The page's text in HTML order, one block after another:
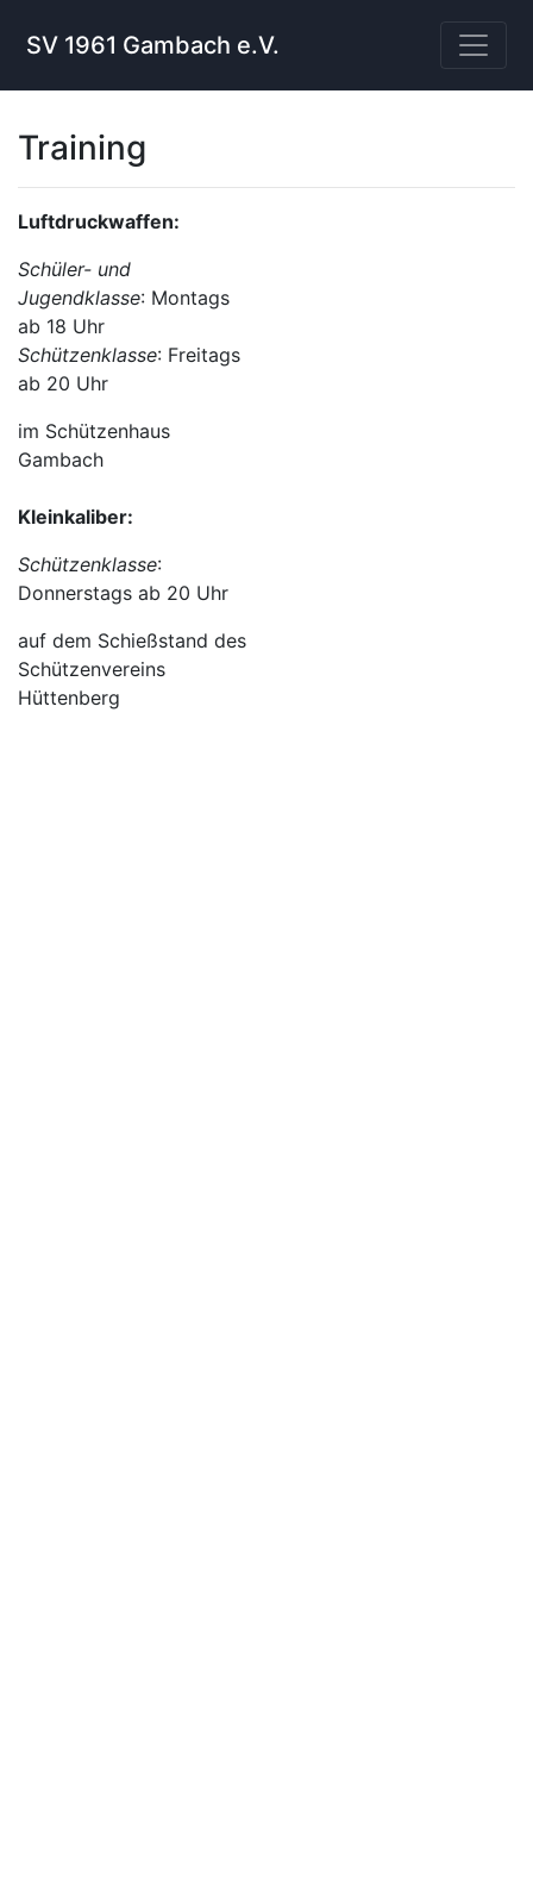
SV 1961 Gambach e.V.
Training
Luftdruckwaffen:
Schüler- und
Jugendklasse: Montags
ab 18 Uhr
Schützenklasse: Freitags
ab 20 Uhr
im Schützenhaus
Gambach
Kleinkaliber:
Schützenklasse:
Donnerstags ab 20 Uhr
auf dem Schießstand des
Schützenvereins
Hüttenberg